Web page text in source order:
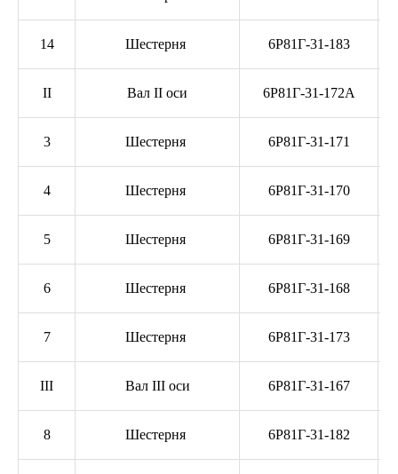
14 Шестерня 6Р81Г-31-183
II Вал II оси 6Р81Г-31-172А
3 Шестерня 6Р81Г-31-171
4 Шестерня 6Р81Г-31-170
5 Шестерня 6Р81Г-31-169
6 Шестерня 6Р81Г-31-168
7 Шестерня 6Р81Г-31-173
III Вал III оси 6Р81Г-31-167
8 Шестерня 6Р81Г-31-182